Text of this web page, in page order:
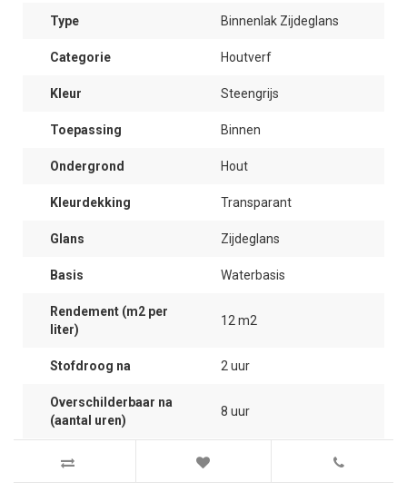
Type Binnenlak Zijdeglans
Categorie Houtverf
Kleur Steengrijs
Toepassing Binnen
Ondergrond Hout
Kleurdekking Transparant
Glans Zijdeglans
Basis Waterbasis
Rendement (m2 per
liter)
12 m2
Stofdroog na 2 uur
Overschilderbaar na
(aantal uren)
8 uur